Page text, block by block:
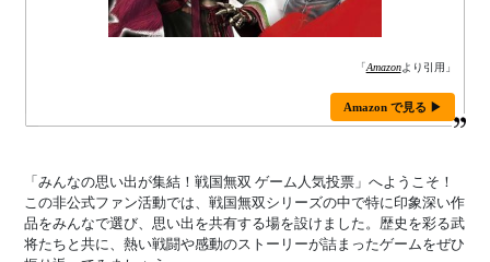
「Amazonより引用」
Amazon で見る ▶
「みんなの思い出が集結！戦国無双 ゲーム人気投票」へようこそ！
この非公式ファン活動では、戦国無双シリーズの中で特に印象深い作
品をみんなで選び、思い出を共有する場を設けました。歴史を彩る武
将たちと共に、熱い戦闘や感動のストーリーが詰まったゲームをぜひ